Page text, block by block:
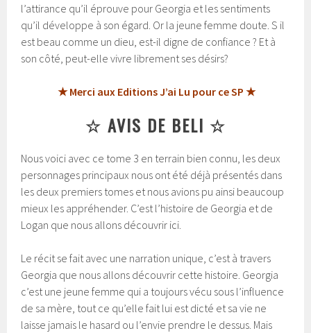
l’attirance qu’il éprouve pour Georgia et les sentiments
qu’il développe à son égard. Or la jeune femme doute. S il
est beau comme un dieu, est-il digne de confiance ? Et à
son côté, peut-elle vivre librement ses désirs?
★ Merci aux Editions J’ai Lu pour ce SP ★
☆ AVIS DE BELI ☆
Nous voici avec ce tome 3 en terrain bien connu, les deux
personnages principaux nous ont été déjà présentés dans
les deux premiers tomes et nous avions pu ainsi beaucoup
mieux les appréhender. C’est l’histoire de Georgia et de
Logan que nous allons découvrir ici.
Le récit se fait avec une narration unique, c’est à travers
Georgia que nous allons découvrir cette histoire. Georgia
c’est une jeune femme qui a toujours vécu sous l’influence
de sa mère, tout ce qu’elle fait lui est dicté et sa vie ne
laisse jamais le hasard ou l’envie prendre le dessus. Mais